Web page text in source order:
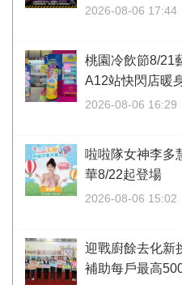
2026-08-06 17:44
桃園冷飲節8/21
A12站快閃店暖
2026-08-06 16:29
啦啦隊女神李
華8/22起登場
2026-08-06 15:02
迎戰廚餘去化
補助每戶最高